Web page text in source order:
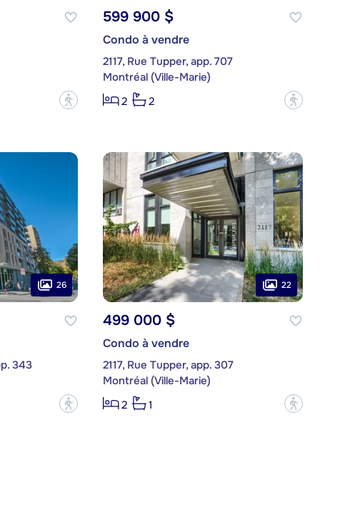
?
599 900 $
Condo à vendre
2117, Rue Tupper, app. 707
Montréal (Ville-Marie)
2
2 ?
26
343
?
22
499 000 $
Condo à vendre
2117, Rue Tupper, app. 307
Montréal (Ville-Marie)
2
1 ?